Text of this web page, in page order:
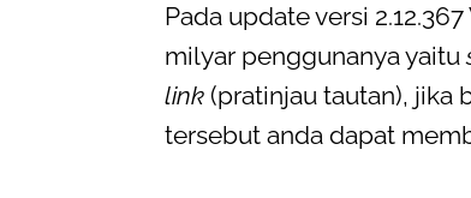
Pada update versi
milyar penggunanya yaitu
link (pratinjau tautan), jika
tersebut anda dapat